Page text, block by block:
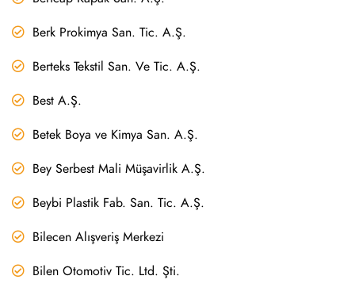
Berk Prokimya San. Tic. A.Ş.
Berteks Tekstil San. Ve Tic. A.Ş.
Best A.Ş.
Betek Boya ve Kimya San. A.Ş.
Bey Serbest Mali Müşavirlik A.Ş.
Beybi Plastik Fab. San. Tic. A.Ş.
Bilecen Alışveriş Merkezi
Bilen Otomotiv Tic. Ltd. Şti.